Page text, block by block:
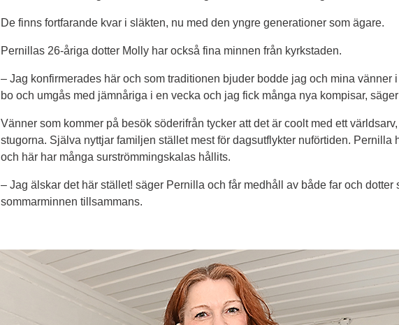
De finns fortfarande kvar i släkten, nu med den yngre generationer som ägare.
Pernillas 26-åriga dotter Molly har också fina minnen från kyrkstaden.
– Jag konfirmerades här och som traditionen bjuder bodde jag och mina vänner
bo och umgås med jämnåriga i en vecka och jag fick många nya kompisar,
Vänner som kommer på besök söderifrån tycker att det är coolt med ett
stugorna. Själva nyttjar familjen stället mest för dagsutflykter nuförtiden. Pernilla
och här har många surströmmingskalas hållits.
– Jag älskar det här stället! säger Pernilla och får medhåll av både far och dotter
sommarminnen tillsammans.